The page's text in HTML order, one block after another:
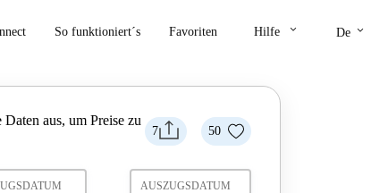
So funktioniert´s Favoriten Hilfe keyboard_arrow_down De keyboard_arrow_down
7 50
Daten aus, um Preise zu
AUSZUGSDATUM